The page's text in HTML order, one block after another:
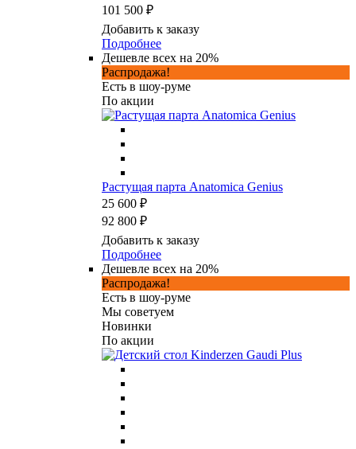
101 500 ₽
Добавить к заказу
Подробнее
Дешевле всех на 20%
Распродажа!
Есть в шоу-руме
По акции
Растущая парта Anatomica Genius
25 600 ₽
92 800 ₽
Добавить к заказу
Подробнее
Дешевле всех на 20%
Распродажа!
Есть в шоу-руме
Мы советуем
Новинки
По акции